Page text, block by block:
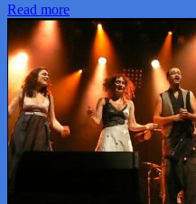
Read more